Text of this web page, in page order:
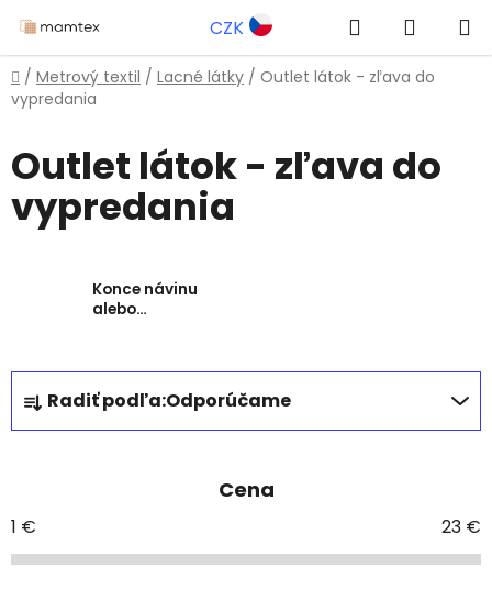
na
obsah
CZK Hľadať
KOŠÍK
Domov
/ Metrový textil / Lacné látky / Outlet látok - zľava do
vypredania
Outlet látok - zľava do
vypredania
Konce návinu
alebo
R
a
d
i
e
Radiť podľa:Odporúčame
Cena
1 € 23 €